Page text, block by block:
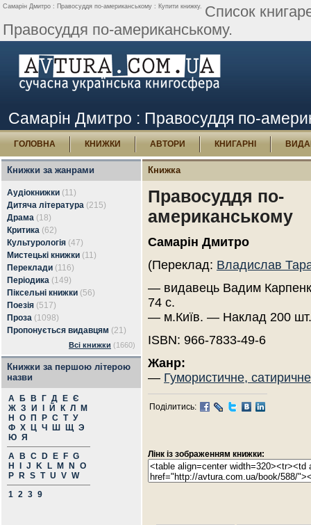
Самарін Дмитро : Правосуддя по-американському : Купити книжку. Список
Правосуддя по-американському.
Самарін Дмитро : Правосуддя по-
ГОЛОВНА КНИЖКИ АВТОРИ КНИГАРНІ
Книжки за жанрами
Аудіокнижки (11)
Дитяча література (215)
Драма (18)
Критика (62)
Культурологія (47)
Мистецькі книжки (11)
Переклади (116)
Періодика (149)
Піксельні книжки (56)
Поезія (517)
Проза (1098)
Пропонується видавцям (21)
Всі книжки (1660)
Книжки за першою літерою
назви
А Б В Г Д Е Є
Ж З И Й К Л
М
Н
О П Р С Т У
Ф Х Ц Ч Ш Щ Э
Ю Я
A
B C D E F G
H
J K L M N
O
P
R S T U V W
1 2 3 9
Книжка
Правосуддя по-
американському
Самарін Дмитро
(Переклад: Владислав
— видавець Вадим
74 с.
— м.Київ. — Наклад 200 шт.
ISBN: 966-7833-49-6
Жанр:
— Гумористичне, сатиричне
Поділитись:
Лінк із зображенням книжки: